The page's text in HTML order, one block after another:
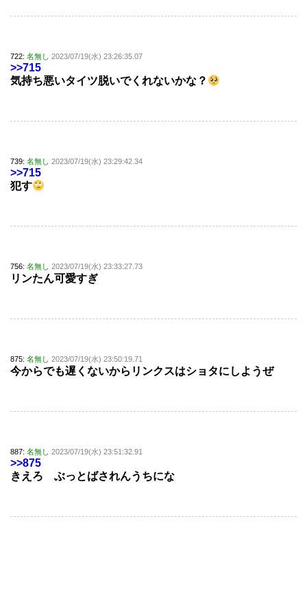
722: 名無し 2023/07/19(水) 23:26:35.07
>>715
気持ち悪いタイツ脱いでくれないかな？
739: 名無し 2023/07/19(水) 23:29:42.34
>>715
犯す
756: 名無し 2023/07/19(水) 23:33:27.73
リンたん可愛すぎ
875: 名無し 2023/07/19(水) 23:50:19.71
今からでも遅くないからリンクスはショタにしようぜ
887: 名無し 2023/07/19(水) 23:51:32.91
>>875
きえろ ぶっとばされんうちにな